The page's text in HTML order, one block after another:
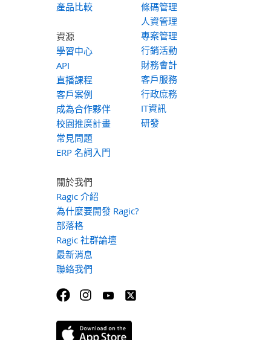
產品比較
資源
學習中心
API
直播課程
客戶案例
成為合作夥伴
校園推廣計畫
常見問題
ERP 名詞入門
條碼管理
人資管理
專案管理
行銷活動
財務會計
客戶服務
行政庶務
IT資訊
研發
關於我們
Ragic 介紹
為什麼要開發 Ragic?
部落格
Ragic 社群論壇
最新消息
聯絡我們